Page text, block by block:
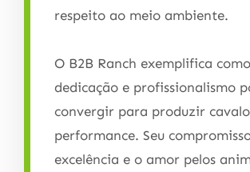
respeito ao meio ambiente.
O B2B Ranch exemplifica
dedicação e profissionalismo
convergir para produzir
performance. Seu
excelência e o amor pelos